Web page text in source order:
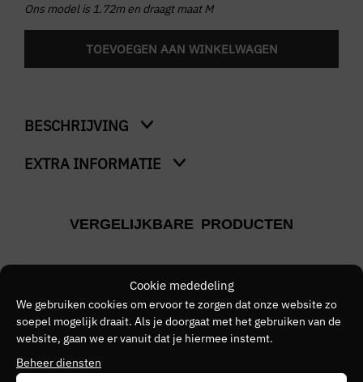
Cookie mededeling
We gebruiken cookies om ervoor te zorgen dat onze website zo
soepel mogelijk draait. Als je doorgaat met het gebruiken van de
website, gaan we er vanuit dat je hiermee instemt.
Beheer diensten
Ons model is 1.72m en draagt maat M
TOEVOEGEN AAN WINKELWAGEN
BESCHRIJVING
Honeycomb Shorts
EXTRA INFORMATIE
Creme
Merk
Kleurnummer
VERGELIJKBARE PRODUCTEN